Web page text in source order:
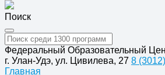
Поиск
Федеральный Образовательный
г. Улан-Удэ, ул. Цивилева, 27 8
Главная